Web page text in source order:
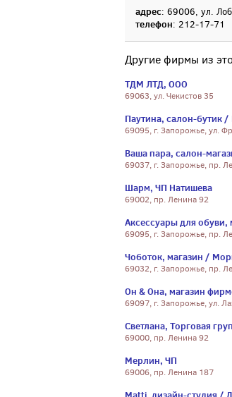
адрес: 69006, ул.
телефон: 212-17-71
Другие фирмы из
ТДМ ЛТД, ООО
69063, ул. Чекистов 35
Паутина, салон-бутик
69095, г. Запорожье, ул.
Ваша пара, салон-
69037, г. Запорожье, пр.
Шарм, ЧП Натишева
69002, пр. Ленина 92
Аксессуары для
69095, г. Запорожье, пр.
Чоботок, магазин /
69032, г. Запорожье, пр.
Он & Она, магазин
69097, г. Запорожье, ул.
Светлана, Торговая
69000, пр. Ленина 92
Мерлин, ЧП
69006, пр. Ленина 187